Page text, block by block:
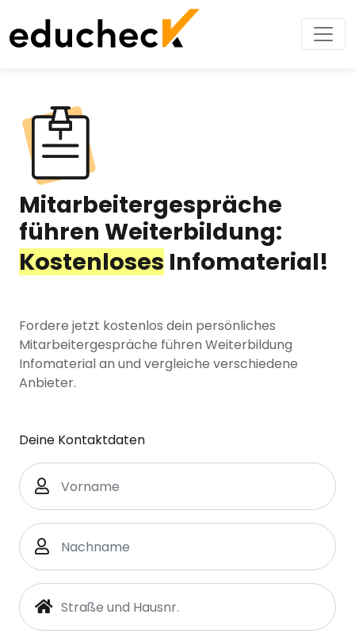
Mitarbeitergespräche
führen Weiterbildung:
Kostenloses Infomaterial!
Fordere jetzt kostenlos dein persönliches
Mitarbeitergespräche führen Weiterbildung
Infomaterial an und vergleiche verschiedene
Anbieter.
Deine Kontaktdaten